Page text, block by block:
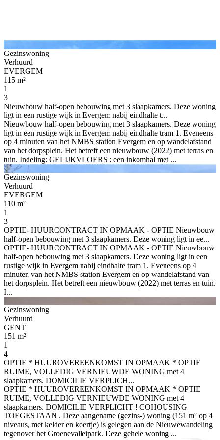
Gezinswoning
Verhuurd
EVERGEM
115 m²
1
3
Nieuwbouw half-open bebouwing met 3 slaapkamers. Deze woning
ligt in een rustige wijk in Evergem nabij eindhalte t...
Nieuwbouw half-open bebouwing met 3 slaapkamers. Deze woning
ligt in een rustige wijk in Evergem nabij eindhalte tram 1. Eveneens
op 4 minuten van het NMBS station Evergem en op wandelafstand
van het dorpsplein. Het betreft een nieuwbouw (2022) met terras en
tuin. Indeling: GELIJKVLOERS : een inkomhal met ...
Gezinswoning
Verhuurd
EVERGEM
110 m²
1
3
OPTIE- HUURCONTRACT IN OPMAAK - OPTIE Nieuwbouw
half-open bebouwing met 3 slaapkamers. Deze woning ligt in ee...
OPTIE- HUURCONTRACT IN OPMAAK - OPTIE Nieuwbouw
half-open bebouwing met 3 slaapkamers. Deze woning ligt in een
rustige wijk in Evergem nabij eindhalte tram 1. Eveneens op 4
minuten van het NMBS station Evergem en op wandelafstand van
het dorpsplein. Het betreft een nieuwbouw (2022) met terras en tuin.
I...
Gezinswoning
Verhuurd
GENT
151 m²
1
4
OPTIE * HUUROVEREENKOMST IN OPMAAK * OPTIE
RUIME, VOLLEDIG VERNIEUWDE WONING met 4
slaapkamers. DOMICILIE VERPLICH...
OPTIE * HUUROVEREENKOMST IN OPMAAK * OPTIE
RUIME, VOLLEDIG VERNIEUWDE WONING met 4
slaapkamers. DOMICILIE VERPLICHT ! COHOUSING
TOEGESTAAN . Deze aangename (gezins-) woning (151 m² op 4
niveaus, met kelder en koertje) is gelegen aan de Nieuwewandeling
tegenover het Groenevalleipark. Deze gehele woning ...